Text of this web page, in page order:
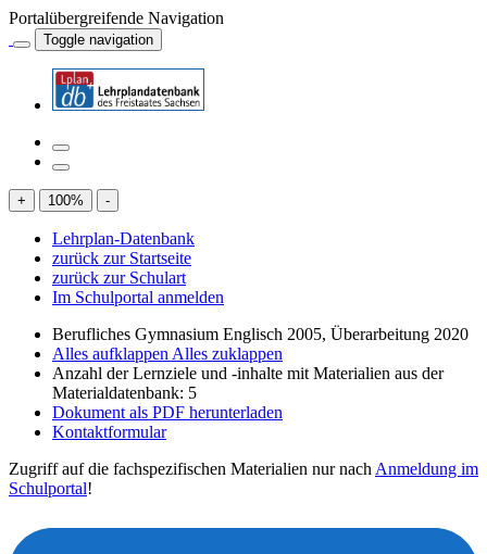
Portalübergreifende Navigation
Toggle navigation
+ 100% -
Lehrplan-Datenbank
zurück zur Startseite
zurück zur Schulart
Im Schulportal anmelden
Berufliches Gymnasium Englisch 2005, Überarbeitung 2020
Alles aufklappen Alles zuklappen
Anzahl der Lernziele und -inhalte mit Materialien aus der
Materialdatenbank: 5
Dokument als PDF herunterladen
Kontaktformular
Zugriff auf die fachspezifischen Materialien nur nach Anmeldung im
Schulportal!